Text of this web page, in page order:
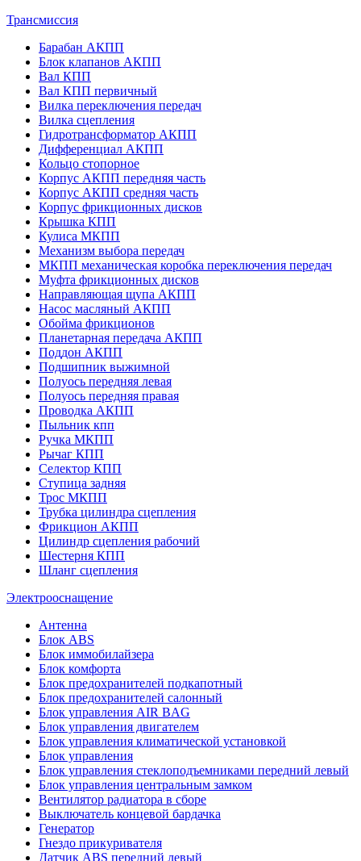
Трансмиссия
Барабан АКПП
Блок клапанов АКПП
Вал КПП
Вал КПП первичный
Вилка переключения передач
Вилка сцепления
Гидротрансформатор АКПП
Дифференциал АКПП
Кольцо стопорное
Корпус АКПП передняя часть
Корпус АКПП средняя часть
Корпус фрикционных дисков
Крышка КПП
Кулиса МКПП
Механизм выбора передач
МКПП механическая коробка переключения передач
Муфта фрикционных дисков
Направляющая щупа АКПП
Насос масляный АКПП
Обойма фрикционов
Планетарная передача АКПП
Поддон АКПП
Подшипник выжимной
Полуось передняя левая
Полуось передняя правая
Проводка АКПП
Пыльник кпп
Ручка МКПП
Рычаг КПП
Селектор КПП
Ступица задняя
Трос МКПП
Трубка цилиндра сцепления
Фрикцион АКПП
Цилиндр сцепления рабочий
Шестерня КПП
Шланг сцепления
Электрооснащение
Антенна
Блок ABS
Блок иммобилайзера
Блок комфорта
Блок предохранителей подкапотный
Блок предохранителей салонный
Блок управления AIR BAG
Блок управления двигателем
Блок управления климатической установкой
Блок управления
Блок управления стеклоподъемниками передний левый
Блок управления центральным замком
Вентилятор радиатора в сборе
Выключатель концевой бардачка
Генератор
Гнездо прикуривателя
Датчик ABS передний левый